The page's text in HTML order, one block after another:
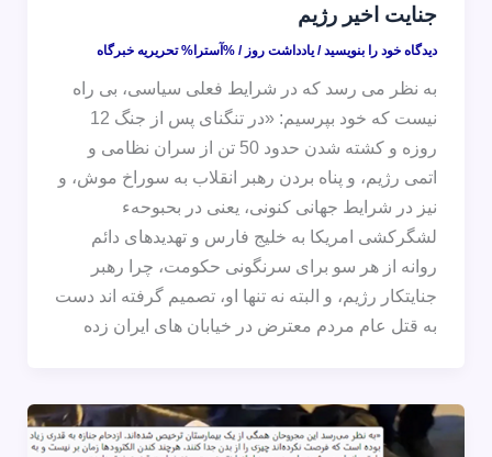
جنایت اخیر رژیم
دیدگاه‌ خود را بنویسید / یادداشت روز / %آسترا% تحریریه خبرگاه
به نظر می رسد که در شرایط فعلی سیاسی، بی راه
نیست که خود بپرسیم: «در تنگنای پس از جنگ 12
روزه و کشته شدن حدود 50 تن از سران نظامی و
اتمی رژیم، و پناه بردن رهبر انقلاب به سوراخ موش، و
نیز در شرایط جهانی کنونی، یعنی در بحبوحهء
لشگرکشی امریکا به خلیج فارس و تهدیدهای دائم
روانه از هر سو برای سرنگونی حکومت، چرا رهبر
جنایتکار رژیم، و البته نه تنها او، تصمیم گرفته اند دست
به قتل عام مردم معترض در خیابان های ایران زده